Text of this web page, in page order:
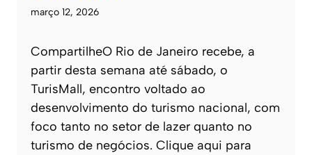
março 12, 2026
CompartilheO Rio de Janeiro recebe, a
partir desta semana até sábado, o
TurisMall, encontro voltado ao
desenvolvimento do turismo nacional, com
foco tanto no setor de lazer quanto no
turismo de negócios. Clique aqui para